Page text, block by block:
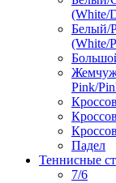
(White/
Белый/
(White/
Pink/
Падел
Теннисные
7/6